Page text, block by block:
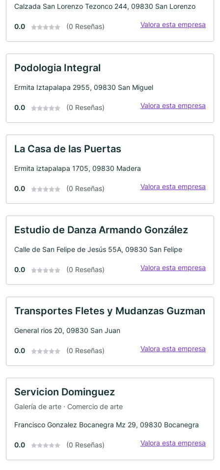
Calzada San Lorenzo Tezonco 244, 09830 San Lorenzo
0.0 (0 Reseñas) Valora esta empresa
Podologia Integral
Ermita Iztapalapa 2955, 09830 San Miguel
0.0 (0 Reseñas) Valora esta empresa
La Casa de las Puertas
Ermita iztapalapa 1705, 09830 Madera
0.0 (0 Reseñas) Valora esta empresa
Estudio de Danza Armando González
Calle de San Felipe de Jesús 55A, 09830 San Felipe
0.0 (0 Reseñas) Valora esta empresa
Transportes Fletes y Mudanzas Guzman
General rios 20, 09830 San Juan
0.0 (0 Reseñas) Valora esta empresa
Servicion Dominguez
Galería de arte · Comercio de arte
Francisco Gonzalez Bocanegra Mz 29, 09830 Bocanegra
0.0 (0 Reseñas) Valora esta empresa